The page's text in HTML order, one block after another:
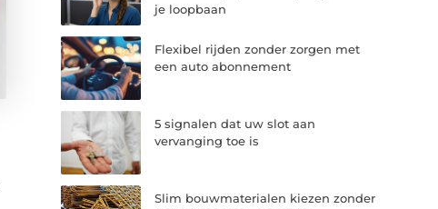
je loopbaan
Flexibel rijden zonder zorgen met
een auto abonnement
5 signalen dat uw slot aan
vervanging toe is
Slim bouwmaterialen kiezen zonder